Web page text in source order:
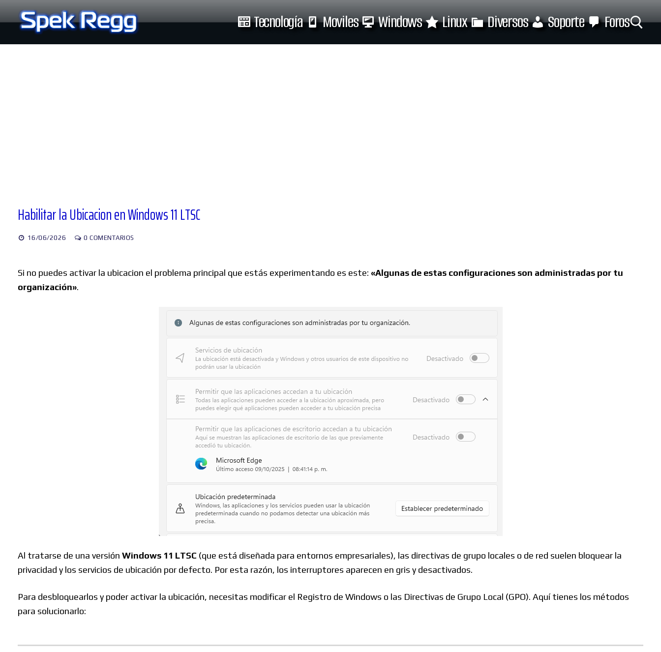
al
contenido
Tecnología Moviles Windows Linux Diversos Soporte Foros
Diversos
Soporte
Foros
Buscar:
Habilitar la Ubicacion en Windows 11 LTSC
16/06/2026 0 COMENTARIOS
Si no puedes activar la ubicacion el problema principal que estás experimentando es este: «Algunas de estas configuraciones son administradas por tu
organización».
Al tratarse de una versión Windows 11 LTSC (que está diseñada para entornos empresariales), las directivas de grupo locales o de red suelen bloquear la
privacidad y los servicios de ubicación por defecto. Por esta razón, los interruptores aparecen en gris y desactivados.
Para desbloquearlos y poder activar la ubicación, necesitas modificar el Registro de Windows o las Directivas de Grupo Local (GPO). Aquí tienes los métodos
para solucionarlo: